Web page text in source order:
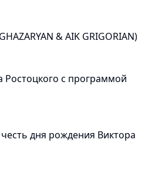
& AIK GRIGORIAN)
Ростоцкого с программой
дня рождения Виктора